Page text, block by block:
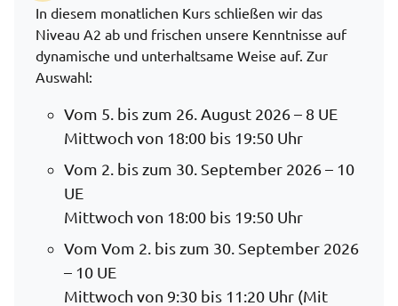
In diesem monatlichen Kurs schließen wir das
Niveau A2 ab und frischen unsere Kenntnisse auf
dynamische und unterhaltsame Weise auf. Zur
Auswahl:
Vom 5. bis zum 26. August 2026 – 8 UE
Mittwoch von 18:00 bis 19:50 Uhr
Vom 2. bis zum 30. September 2026 – 10
UE
Mittwoch von 18:00 bis 19:50 Uhr
Vom Vom 2. bis zum 30. September 2026
– 10 UE
Mittwoch von 9:30 bis 11:20 Uhr (Mit